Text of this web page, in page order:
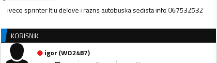
iveco sprinter lt u delove i razns autobuska sedista info 067532532
KORISNIK
igor (WO2487)